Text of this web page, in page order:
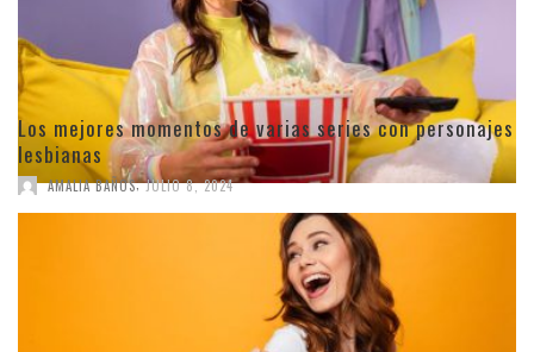
Los mejores momentos de varias series con personajes
lesbianas
AMALIA BAÑOS, JULIO 8, 2024